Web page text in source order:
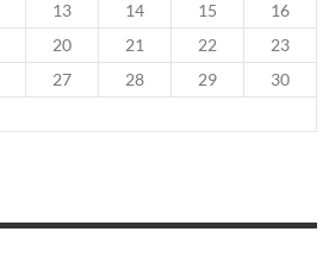
13 14 15
16
20 21 22
23
27 28 29
30